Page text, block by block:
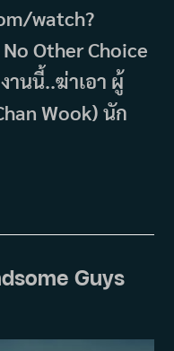
watch?
Other Choice
านนี้..ฆ่าเอา ผู้
Wook) นัก
Guys